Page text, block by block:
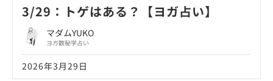
3/29：トゲはある？【ヨガ占い】
マダムYUKO
ヨガ数秘学占い
2026年3月29日